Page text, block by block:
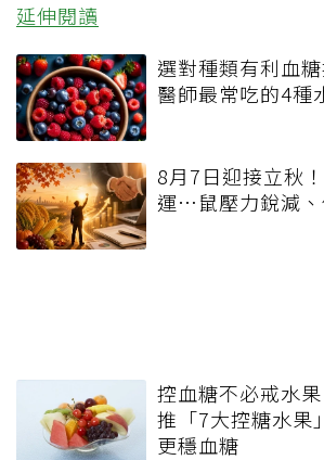
延伸閱讀
選對種類有利血
醫師最常吃的4種
8月7日迎接立秋
運…鼠壓力銳減、
控血糖不必戒水
推「7大控糖水果
更穩血糖